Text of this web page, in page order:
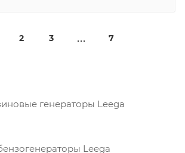
2 3 7
генераторы Leega
Leega